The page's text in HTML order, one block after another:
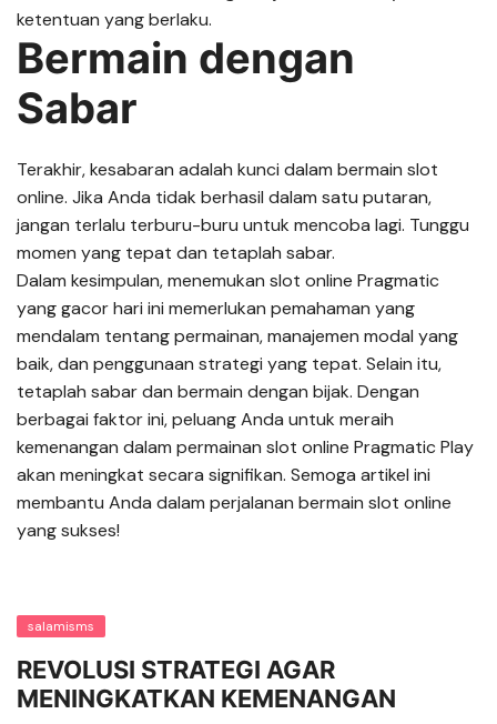
ketentuan yang berlaku.
Bermain dengan
Sabar
Terakhir, kesabaran adalah kunci dalam bermain slot
online. Jika Anda tidak berhasil dalam satu putaran,
jangan terlalu terburu-buru untuk mencoba lagi. Tunggu
momen yang tepat dan tetaplah sabar.
Dalam kesimpulan, menemukan slot online Pragmatic
yang gacor hari ini memerlukan pemahaman yang
mendalam tentang permainan, manajemen modal yang
baik, dan penggunaan strategi yang tepat. Selain itu,
tetaplah sabar dan bermain dengan bijak. Dengan
berbagai faktor ini, peluang Anda untuk meraih
kemenangan dalam permainan slot online Pragmatic Play
akan meningkat secara signifikan. Semoga artikel ini
membantu Anda dalam perjalanan bermain slot online
yang sukses!
salamisms
REVOLUSI STRATEGI AGAR
MENINGKATKAN KEMENANGAN